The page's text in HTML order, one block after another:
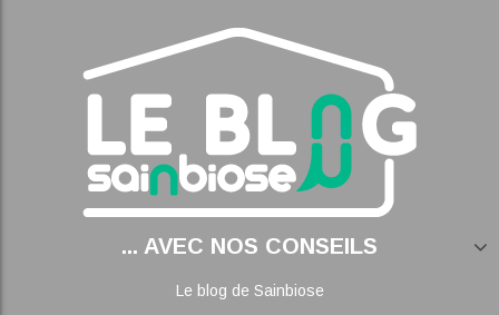
... AVEC NOS CONSEILS
Le blog de Sainbiose